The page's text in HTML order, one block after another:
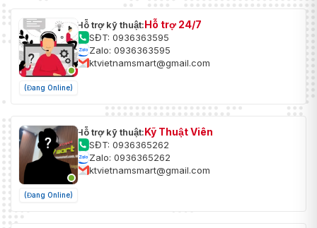
(Đang Online)
Hỗ trợ kỹ thuật:Hỗ trợ 24/7
SĐT: 0936363595
Zalo: 0936363595
ktvietnamsmart@gmail.com
(Đang Online)
Hỗ trợ kỹ thuật:Kỹ Thuật Viên
SĐT: 0936365262
Zalo: 0936365262
ktvietnamsmart@gmail.com